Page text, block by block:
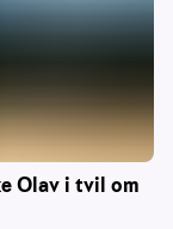
Olav i tvil om